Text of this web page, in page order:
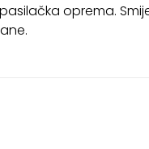
oprema.